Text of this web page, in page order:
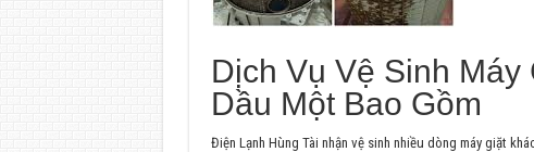
Dịch Vụ Vệ Sinh
Dầu Một Bao Gồm
Điện Lạnh Hùng Tài nhận vệ sinh nhiều dòng máy giặt